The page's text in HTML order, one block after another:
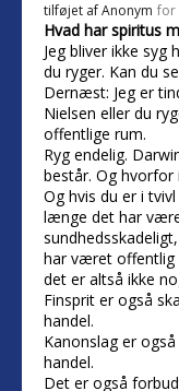
tilføjet afAnonym for
Hvad har spiritus
Jeg bliver ikke syg
du ryger. Kan du
Dernæst: Jeg er
Nielsen eller du
offentlige rum.
Ryg endelig.
består. Og
Og hvis du er i
længe det har
har været offentlig
det er altså ikke
Finsprit er også
handel.
Kanonslag er
handel.
Det er også